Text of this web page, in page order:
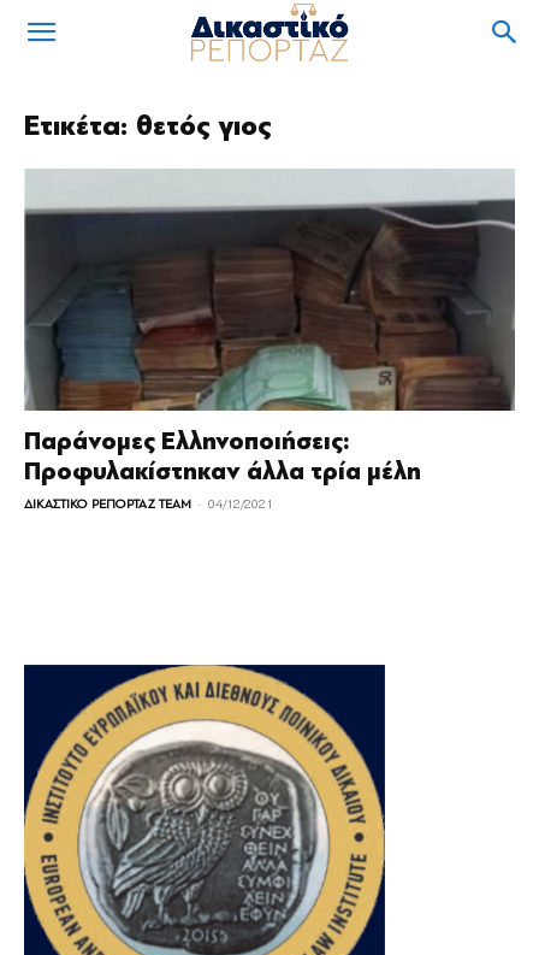
Ετικέτα: θετός γιος
Παράνομες Ελληνοποιήσεις:
Προφυλακίστηκαν άλλα τρία μέλη
ΔΙΚΑΣΤΙΚΟ ΡΕΠΟΡΤΑΖ TEAM - 04/12/2021